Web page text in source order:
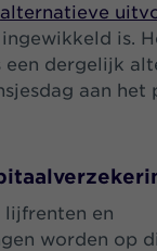
alternatieve
is.
een dergelijk
aan het
lijfrenten en
worden op